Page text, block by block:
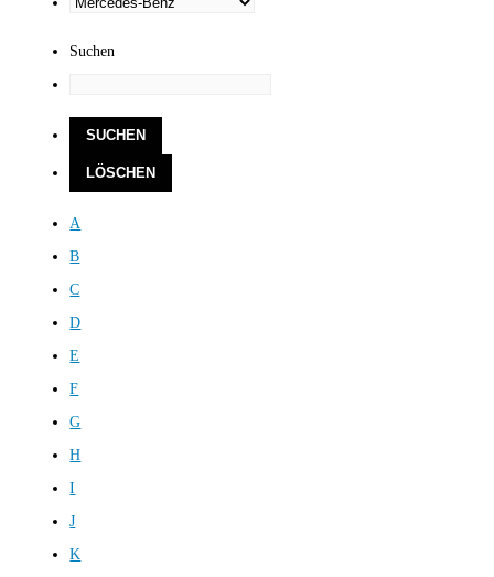
Suchen
A
B
C
D
E
F
G
H
I
J
K